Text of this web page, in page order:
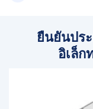
ยืนยันปร
อิเล็